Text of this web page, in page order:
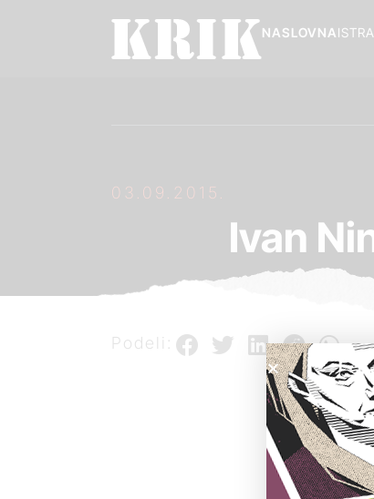
NASLOVNA
03.09.2015.
Ivan
Podeli: